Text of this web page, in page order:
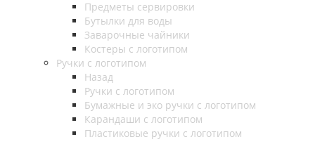
Предметы сервировки
Бутылки для воды
Заварочные чайники
Костеры с логотипом
Ручки с логотипом
Назад
Ручки с логотипом
Бумажные и эко ручки с логотипом
Карандаши с логотипом
Пластиковые ручки с логотипом